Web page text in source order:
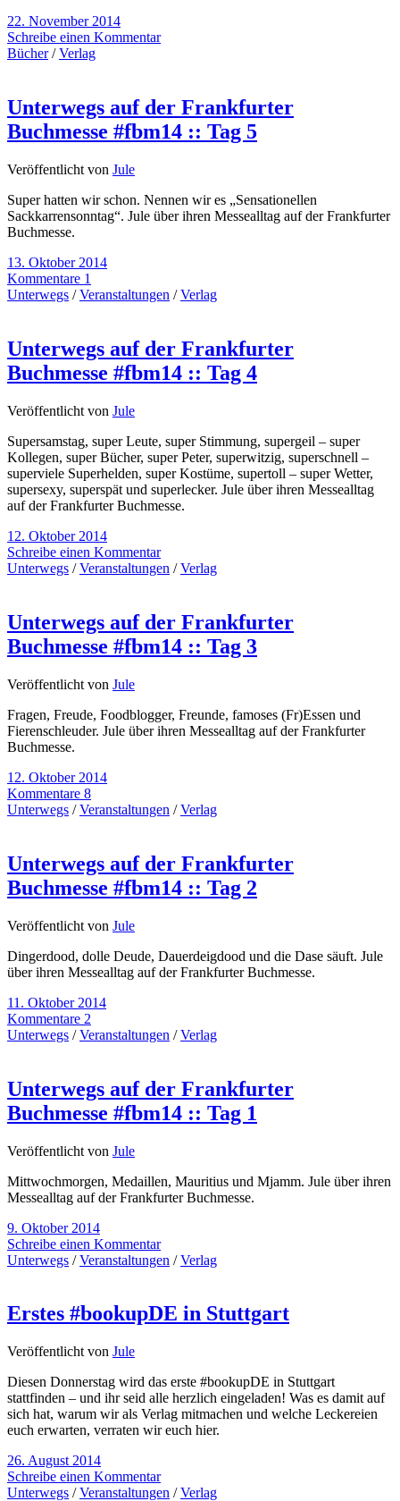
22. November 2014
Schreibe einen Kommentar
Bücher/Verlag
Unterwegs auf der Frankfurter
Buchmesse #fbm14 :: Tag 5
Veröffentlicht von Jule
Super hatten wir schon. Nennen wir es „Sensationellen
Sackkarrensonntag“. Jule über ihren Messealltag auf der Frankfurter
Buchmesse.
13. Oktober 2014
Kommentare 1
Unterwegs /Veranstaltungen /Verlag
Unterwegs auf der Frankfurter
Buchmesse #fbm14 :: Tag 4
Veröffentlicht von Jule
Supersamstag, super Leute, super Stimmung, supergeil – super
Kollegen, super Bücher, super Peter, superwitzig, superschnell –
superviele Superhelden, super Kostüme, supertoll – super Wetter,
supersexy, superspät und superlecker. Jule über ihren Messealltag
auf der Frankfurter Buchmesse.
12. Oktober 2014
Schreibe einen Kommentar
Unterwegs /Veranstaltungen /Verlag
Unterwegs auf der Frankfurter
Buchmesse #fbm14 :: Tag 3
Veröffentlicht von Jule
Fragen, Freude, Foodblogger, Freunde, famoses (Fr)Essen und
Fierenschleuder. Jule über ihren Messealltag auf der Frankfurter
Buchmesse.
12. Oktober 2014
Kommentare 8
Unterwegs /Veranstaltungen /Verlag
Unterwegs auf der Frankfurter
Buchmesse #fbm14 :: Tag 2
Veröffentlicht von Jule
Dingerdood, dolle Deude, Dauerdeigdood und die Dase säuft. Jule
über ihren Messealltag auf der Frankfurter Buchmesse.
11. Oktober 2014
Kommentare 2
Unterwegs /Veranstaltungen /Verlag
Unterwegs auf der Frankfurter
Buchmesse #fbm14 :: Tag 1
Veröffentlicht von Jule
Mittwochmorgen, Medaillen, Mauritius und Mjamm. Jule über ihren
Messealltag auf der Frankfurter Buchmesse.
9. Oktober 2014
Schreibe einen Kommentar
Unterwegs /Veranstaltungen /Verlag
Erstes #bookupDE in Stuttgart
Veröffentlicht von Jule
Diesen Donnerstag wird das erste #bookupDE in Stuttgart
stattfinden – und ihr seid alle herzlich eingeladen! Was es damit auf
sich hat, warum wir als Verlag mitmachen und welche Leckereien
euch erwarten, verraten wir euch hier.
26. August 2014
Schreibe einen Kommentar
Unterwegs /Veranstaltungen /Verlag